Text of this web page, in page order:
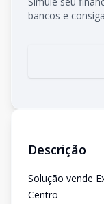
bancos e
Descrição
Solução vende
Centro